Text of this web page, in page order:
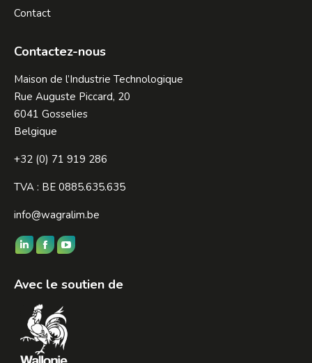
Contact
Contactez-nous
Maison de l’Industrie Technologique
Rue Auguste Piccard, 20
6041 Gosselies
Belgique
+32 (0) 71 919 286
TVA : BE 0885.635.635
info@wagralim.be
Trouvez nous sur :
Facebook
opens
new
window
YouTube
opens
new
window
LinkedIn
opens
new
window
Avec le soutien de